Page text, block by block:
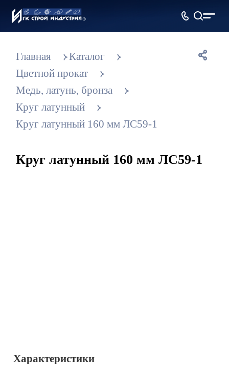
Главная
Каталог
Цветной прокат
Медь, латунь, бронза
Круг латунный
Круг латунный 160 мм ЛС59-1
Круг латунный 160 мм ЛС59-1
Характеристики